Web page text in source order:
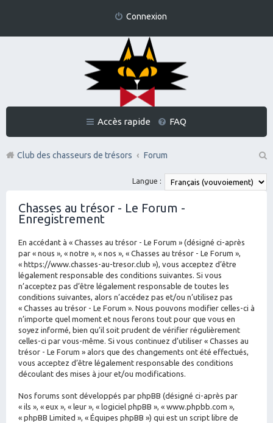
Connexion
Accès rapide FAQ
Club des chasseurs de trésors
Forum
Re
ch
Langue :
Chasses au trésor - Le Forum -
Enregistrement
En accédant à « Chasses au trésor - Le Forum » (désigné ci-après
par « nous », « notre », « nos », « Chasses au trésor - Le Forum »,
« https://www.chasses-au-tresor.club »), vous acceptez d’être
légalement responsable des conditions suivantes. Si vous
n’acceptez pas d’être légalement responsable de toutes les
conditions suivantes, alors n’accédez pas et/ou n’utilisez pas
« Chasses au trésor - Le Forum ». Nous pouvons modifier celles-ci à
n’importe quel moment et nous ferons tout pour que vous en
soyez informé, bien qu’il soit prudent de vérifier régulièrement
celles-ci par vous-même. Si vous continuez d’utiliser « Chasses au
trésor - Le Forum » alors que des changements ont été effectués,
vous acceptez d’être légalement responsable des conditions
découlant des mises à jour et/ou modifications.
Nos forums sont développés par phpBB (désigné ci-après par
« ils », « eux », « leur », « logiciel phpBB », « www.phpbb.com »,
« phpBB Limited », « Équipes phpBB ») qui est un script libre de